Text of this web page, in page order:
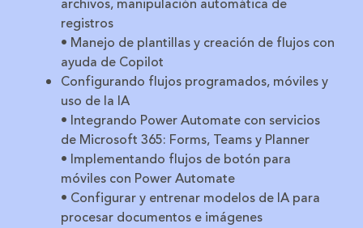
registros
• Manejo de plantillas y creación de flujos con
ayuda de Copilot
Configurando flujos programados, móviles y
uso de la IA
• Integrando Power Automate con servicios
de Microsoft 365: Forms, Teams y Planner
• Implementando flujos de botón para
móviles con Power Automate
• Configurar y entrenar modelos de IA para
procesar documentos e imágenes